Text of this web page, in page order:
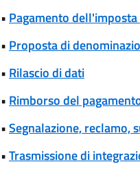
• Pagamento
• Proposta di
• Rilascio di dati
• Rimborso del
•Segnalazione, reclamo,
•Trasmissione di